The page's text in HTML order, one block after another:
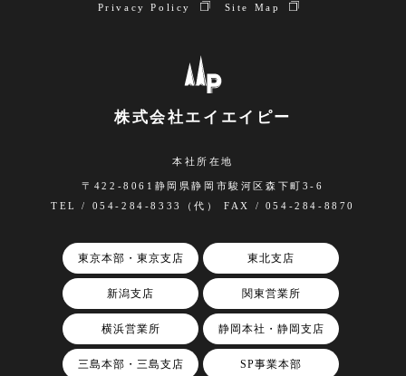
株式会社エイエイピー
本社所在地
〒422-8061静岡県静岡市駿河区森下町3-6
TEL / 054-284-8333（代） FAX / 054-284-8870
東京本部・東京支店 東北支店
新潟支店 関東営業所
横浜営業所 静岡本社・静岡支店
三島本部・三島支店 SP事業本部
Privacy Policy Site Map